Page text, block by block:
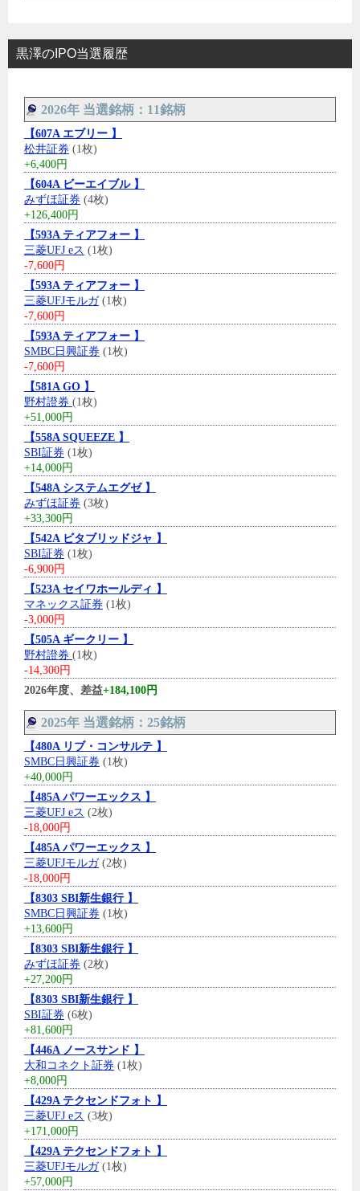
黒澤のIPO当選履歴
2026年 当選銘柄：11銘柄
【607A エブリー 】
松井証券 (1枚)
+6,400円
【604A ビーエイブル 】
みずほ証券 (4枚)
+126,400円
【593A ティアフォー 】
三菱UFJ eス (1枚)
-7,600円
【593A ティアフォー 】
三菱UFJモルガ(1枚)
-7,600円
【593A ティアフォー 】
SMBC日興証券 (1枚)
-7,600円
【581A GO 】
野村證券 (1枚)
+51,000円
【558A SQUEEZE 】
SBI証券 (1枚)
+14,000円
【548A システムエグゼ 】
みずほ証券 (3枚)
+33,300円
【542A ビタブリッドジャ 】
SBI証券 (1枚)
-6,900円
【523A セイワホールディ 】
マネックス証券 (1枚)
-3,000円
【505A ギークリー 】
野村證券 (1枚)
-14,300円
2026年度、差益+184,100円
2025年 当選銘柄：25銘柄
【480A リブ・コンサルテ 】
SMBC日興証券 (1枚)
+40,000円
【485A パワーエックス 】
三菱UFJ eス (2枚)
-18,000円
【485A パワーエックス 】
三菱UFJモルガ(2枚)
-18,000円
【8303 SBI新生銀行 】
SMBC日興証券 (1枚)
+13,600円
【8303 SBI新生銀行 】
みずほ証券 (2枚)
+27,200円
【8303 SBI新生銀行 】
SBI証券 (6枚)
+81,600円
【446A ノースサンド 】
大和コネクト証券 (1枚)
+8,000円
【429A テクセンドフォト 】
三菱UFJ eス (3枚)
+171,000円
【429A テクセンドフォト 】
三菱UFJモルガ(1枚)
+57,000円